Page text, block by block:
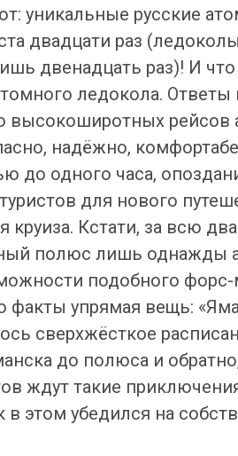
уникальные русские
двадцати раз
двенадцать раз)! И
ледокола. Ответы
рейсов
надёжно,
до одного часа,
для нового
круиза. Кстати, за всю
полюс лишь однажды
подобного форс-
факты упрямая вещь:
сверхжёсткое
до полюса и
ждут такие
в этом убедился на